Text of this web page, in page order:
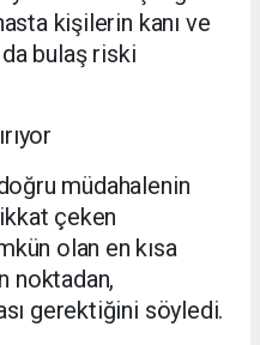
kişilerin kanı ve
da bulaş riski
müdahalenin
çeken
olan en kısa
noktadan,
gerektiğini söyledi.